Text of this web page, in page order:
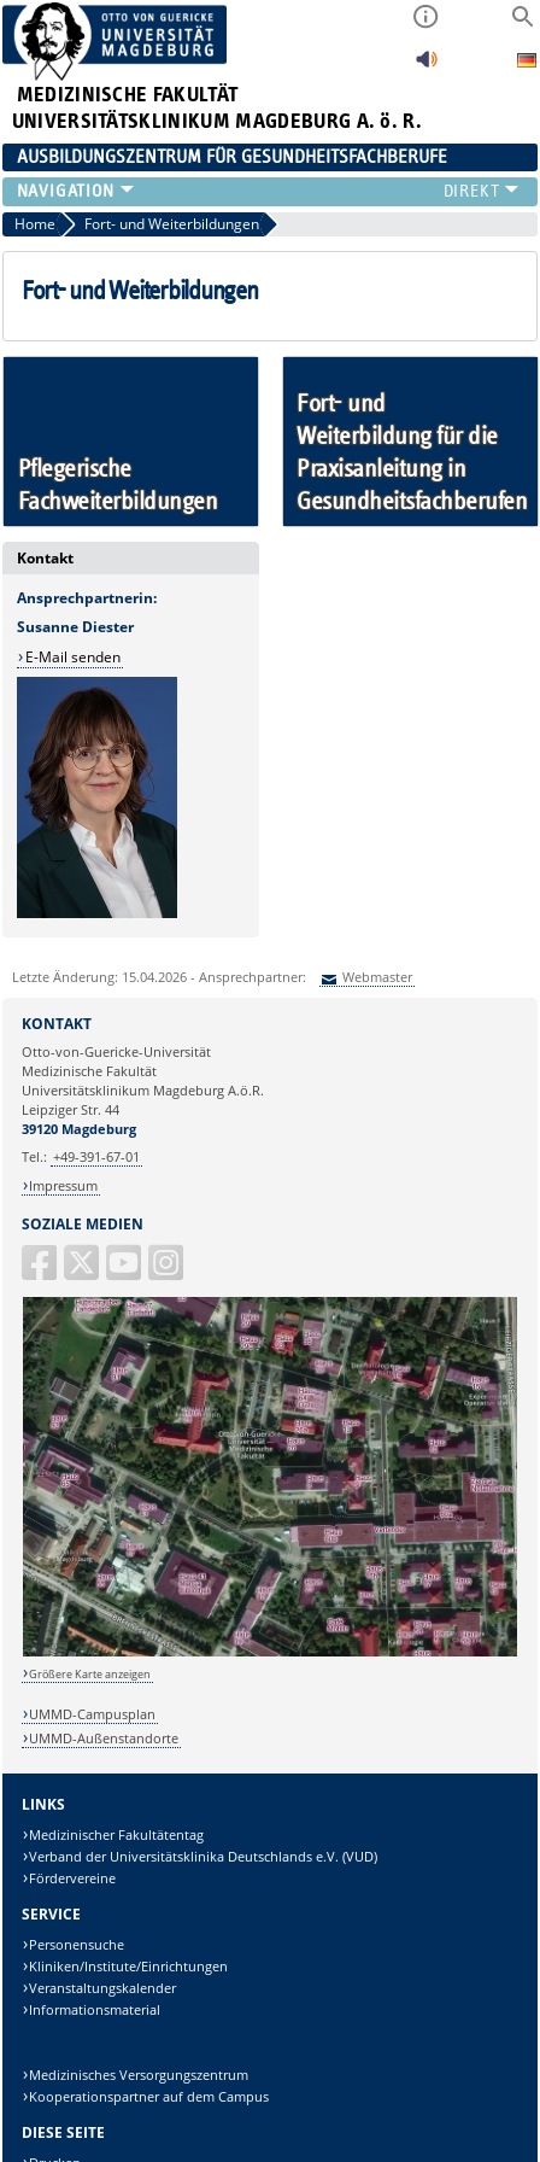
MEDIZINISCHE FAKULTÄT
UNIVERSITÄTSKLINIKUM MAGDEBURG A. ö. R.
AUSBILDUNGSZENTRUM FÜR GESUNDHEITSFACHBERUFE
AUSBILDUNG
FORT- UND WEITERBILDUNGEN
DUALES STUDIUM HEBAMMENWISSENSCHAFT
AZG INTERN
Home Fort- und Weiterbildungen
Fort- und Weiterbildungen
Pflegerische
Fachweiterbildungen
Fort- und
Weiterbildung für die
Praxisanleitung in
Gesundheitsfachberufen
Kontakt
Ansprechpartnerin:
Susanne Diester
E-Mail senden
Letzte Änderung: 15.04.2026 - Ansprechpartner: Webmaster
Ihre E-Mailadresse:
Ihr Anliegen:
Sicherheitsabfrage:
Lösung:
SOZIALE MEDIEN
KONTAKT
Otto-von-Guericke-Universität
Medizinische Fakultät
Universitätsklinikum Magdeburg A.ö.R.
Leipziger Str. 44
39120 Magdeburg
Tel.: +49-391-67-01
Impressum
Größere Karte anzeigen
UMMD-Campusplan
UMMD-Außenstandorte
LINKS
Medizinischer Fakultätentag
Verband der Universitätsklinika Deutschlands e.V. (VUD)
Fördervereine
SERVICE
Personensuche
Kliniken/Institute/Einrichtungen
Veranstaltungskalender
Informationsmaterial
Medizinisches Versorgungszentrum
Kooperationspartner auf dem Campus
DIESE SEITE